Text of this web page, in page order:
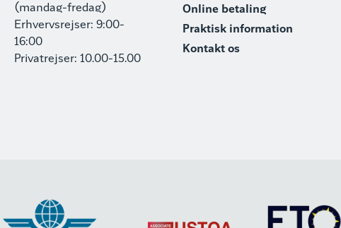
(mandag-fredag)
Erhvervsrejser: 9:00-
16:00
Privatrejser: 10.00-15.00
Online betaling
Praktisk information
Kontakt os